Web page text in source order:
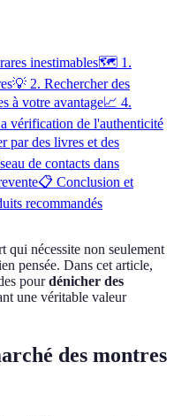
inestimables🗺️ 1.
💡 2. Rechercher des
à votre avantage📈 4.
vérification de l'authenticité
par des livres et des
de contacts dans
📋 Conclusion et
recommandés
qui nécessite non seulement
pensée. Dans cet article,
pourdénicher des
une véritable valeur
des montres